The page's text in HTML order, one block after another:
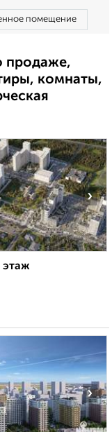
помещение
продаже,
комнаты,
›
этаж
›